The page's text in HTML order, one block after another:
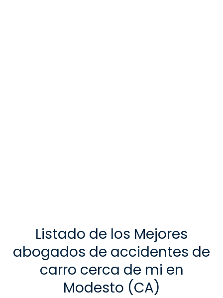
Listado de los Mejores
abogados de accidentes de
carro cerca de mi en
Modesto (CA)